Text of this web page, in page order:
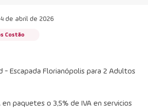
de abril de 2026
Costão
- Escapada Florianópolis para 2 Adultos
en paquetes o 3,5% de IVA en servicios